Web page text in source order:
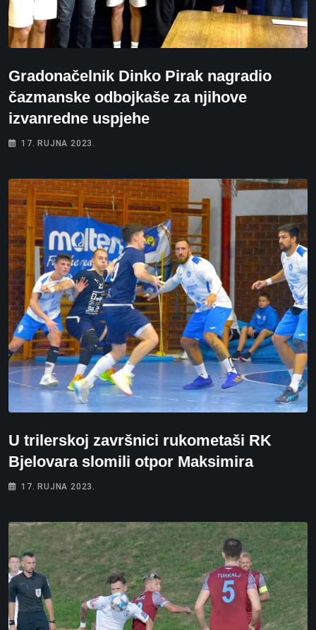
Gradonačelnik Dinko Pirak nagradio
čazmanske odbojkaše za njihove
izvanredne uspjehe
17. RUJNA 2023.
U trilerskoj završnici rukometaši RK
Bjelovara slomili otpor Maksimira
17. RUJNA 2023.